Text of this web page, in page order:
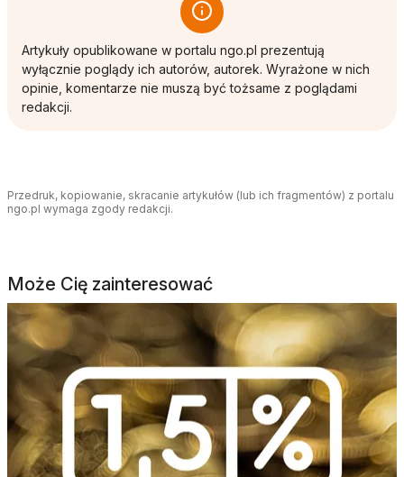
Artykuły opublikowane w portalu ngo.pl prezentują
wyłącznie poglądy ich autorów, autorek. Wyrażone w nich
opinie, komentarze nie muszą być tożsame z poglądami
redakcji.
Przedruk, kopiowanie, skracanie artykułów (lub ich fragmentów) z portalu
ngo.pl wymaga zgody redakcji.
Może Cię zainteresować